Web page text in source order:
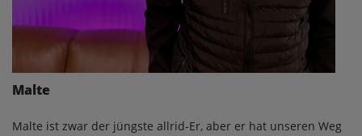
Malte
Malte ist zwar der jüngste allrid-Er, aber er hat unseren Weg